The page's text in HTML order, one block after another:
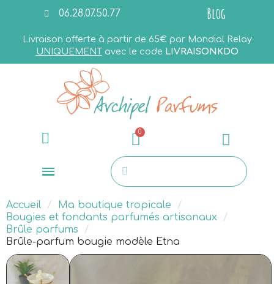
06.28.07.50.77 Blog
Livraison offerte à partir de 65€ par Mondial Relay
UNIQUEMENTavec le code LIVRAISONKDO
Accueil
Ma boutique tropicale
Bougies et fondants parfumés artisanaux
Brûle parfums
Brûle-parfum bougie modèle Etna